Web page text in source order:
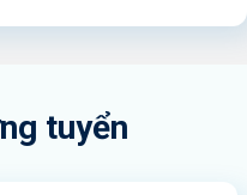
tuyển